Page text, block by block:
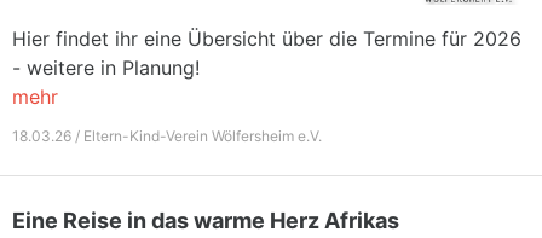
Hier findet ihr eine Übersicht über die Termine für 2026
- weitere in Planung!
mehr
18.03.26 / Eltern-Kind-Verein Wölfersheim e.V.
Eine Reise in das warme Herz Afrikas